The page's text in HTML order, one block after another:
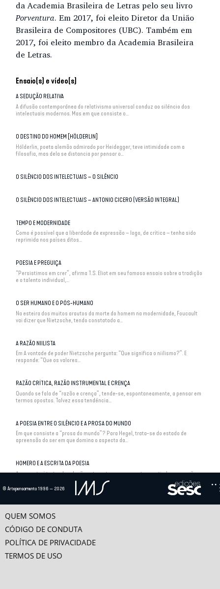
Ensaio(s) e vídeo(s)
A SEDUÇÃO RELATIVA
A difusão contemporânea do relativismo universal conduz ao silêncio dos
intelectuais modernos. Mas em que consiste o...
O DESTINO DO HOMEM [HÖLDERLIN]
Hölderlin, poeta alemão admirado por Heidegger, teve intimidade com a
filosofia, mas dela se distancia por pensar o...
O SILÊNCIO DOS INTELECTUAIS – O SILÊNCIO
O SILÊNCIO DOS INTELECTUAIS – ANTONIO CICERO (VERSÃO INTEGRAL)
TEMPO E MODERNIDADE
Como é possível que a liberdade de expressão – logo, de crítica – tenha sido
reprimida nos países ditos...
POESIA E PREGUIÇA
“Persistimos em crer”, afirma T.S. Eliot em seu famoso ensaio sobre a tradição
e o talento individual,...
O SER HUMANO E O PÓS-HUMANO
Na esteira dos muitos arautos da morte do homem na modernidade, Foucault
vai dizer que Nietzsche, tendo constatado a...
A RAZÃO NIILISTA
Em A vontade de poder Nietzsche pergunta: “Que significa o niilismo?”. E
responde: “Que os valores...
RAZÃO CRÍTICA, RAZÃO INSTRUMENTAL E CRENÇA
Quando se fala de “razão e crença”, tende-se, espontaneamente, a pensar em
termos opostos. Talvez essa tendência...
A POESIA ENTRE O SILÊNCIO E A PROSA DO MUNDO
Em que consiste a “prosa do mundo”? Para Hegel, trata-se do estado de
apreensão do ser em que domina o aspecto da...
HOMERO E A ESCRITA DA POESIA
A proposta é tratar da relação entre arte e pensamento a partir da expressão
artepensamento. E, de fato, ela suscita...
da Academia Brasileira de Letras pelo seu livro
Porventura. Em 2017, foi eleito Diretor da União
Brasileira de Compositores (UBC). Também em
2017, foi eleito membro da Academia Brasileira
de Letras.
© Artepensamento 1996 — 2026
QUEM SOMOS
CÓDIGO DE CONDUTA
POLÍTICA DE PRIVACIDADE
TERMOS DE USO